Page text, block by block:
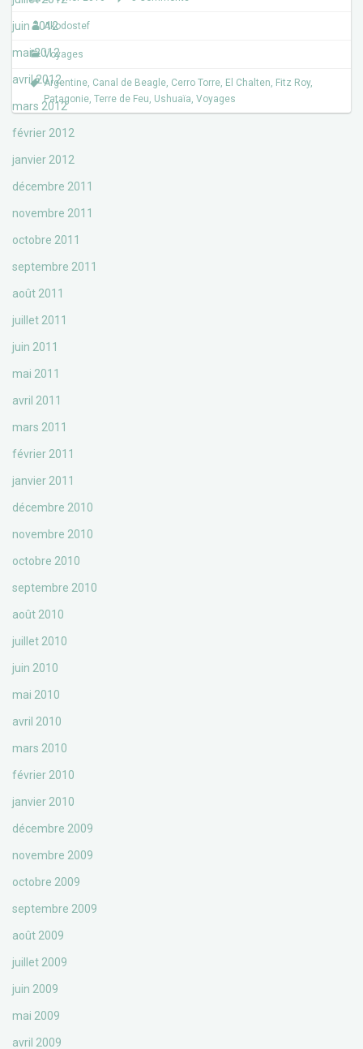
juin 2012
mai 2012
avril 2012
mars 2012
février 2012
janvier 2012
décembre 2011
novembre 2011
octobre 2011
septembre 2011
août 2011
juillet 2011
juin 2011
mai 2011
avril 2011
mars 2011
février 2011
janvier 2011
décembre 2010
novembre 2010
octobre 2010
septembre 2010
août 2010
juillet 2010
juin 2010
mai 2010
avril 2010
mars 2010
février 2010
janvier 2010
décembre 2009
novembre 2009
octobre 2009
septembre 2009
août 2009
juillet 2009
juin 2009
mai 2009
avril 2009
b
o
t
r
Akodostef
Voyages
Argentine, Canal de Beagle, Cerro Torre, El Chalten, Fitz Roy,
Patagonie, Terre de Feu, Ushuaïa, Voyages